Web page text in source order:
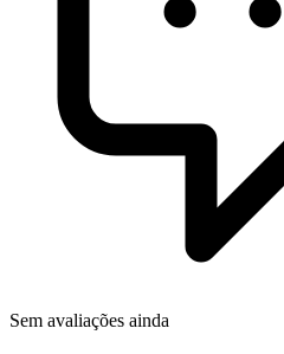
Sem avaliações ainda